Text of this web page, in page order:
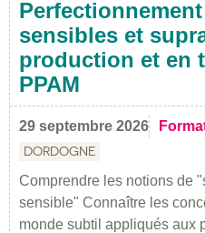
sensibles et
production et en
PPAM
29 septembre 2026
DORDOGNE
Comprendre les notions de
sensible" Connaître les
monde subtil appliqués aux